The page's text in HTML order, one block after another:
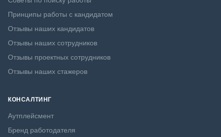
Принципы работы с кандидатом
Отзывы наших кандидатов
Отзывы наших сотрудников
Отзывы проектных сотрудников
Отзывы наших стажеров
КОНСАЛТИНГ
Аутплейсмент
Бренд работодателя